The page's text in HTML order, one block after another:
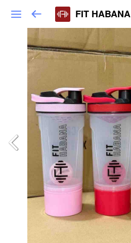
FIT HABANA